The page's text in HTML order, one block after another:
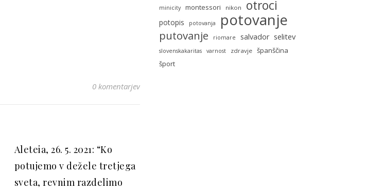
0 komentarjev
Aleteia, 26. 5. 2021: “Ko
potujemo v dežele tretjega
sveta, revnim razdelimo
minicity montessori nikon otroci
potopis potovanja potovanje
putovanje riomare salvador selitev
slovenskakaritas varnost zdravje španščina
šport